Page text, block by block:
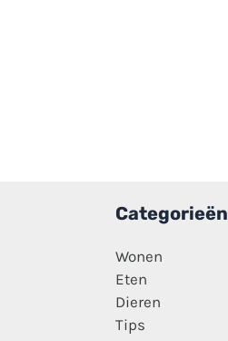
Categorieën
Wonen
Eten
Dieren
Tips